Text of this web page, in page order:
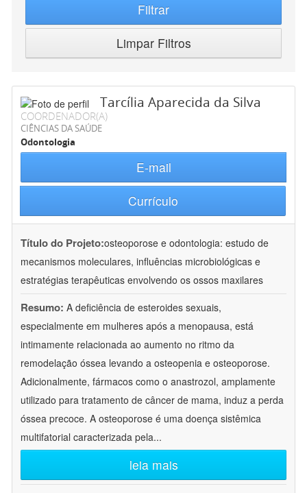
Filtrar
Limpar Filtros
Tarcília Aparecida da Silva
COORDENADOR(A)
CIÊNCIAS DA SAÚDE
Odontologia
E-mail
Currículo
Título do Projeto:osteoporose e odontologia: estudo de
mecanismos moleculares, influências microbiológicas e
estratégias terapêuticas envolvendo os ossos maxilares
Resumo: A deficiência de esteroides sexuais,
especialmente em mulheres após a menopausa, está
intimamente relacionada ao aumento no ritmo da
remodelação óssea levando a osteopenia e osteoporose.
Adicionalmente, fármacos como o anastrozol, amplamente
utilizado para tratamento de câncer de mama, induz a perda
óssea precoce. A osteoporose é uma doença sistêmica
multifatorial caracterizada pela...
leia mais